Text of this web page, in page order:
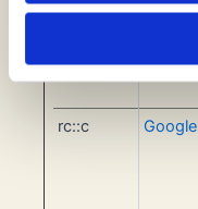
rc::c Google